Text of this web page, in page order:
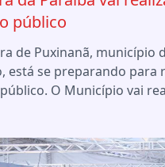
público
de Puxinanã, município
está se preparando para
O Município vai